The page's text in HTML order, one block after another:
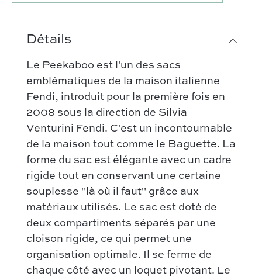
Notre sélection :
Coup de coeur
Tous les sacs
Categories :
Nos créateurs préférés :
Celine
Gucci
Contact
Détails
Le Peekaboo est l'un des sacs
emblématiques de la maison italienne
Fendi, introduit pour la première fois en
2008 sous la direction de Silvia
Venturini Fendi. C'est un incontournable
de la maison tout comme le Baguette. La
forme du sac est élégante avec un cadre
rigide tout en conservant une certaine
souplesse "là où il faut" grâce aux
matériaux utilisés. Le sac est doté de
deux compartiments séparés par une
cloison rigide, ce qui permet une
organisation optimale. Il se ferme de
chaque côté avec un loquet pivotant. Le